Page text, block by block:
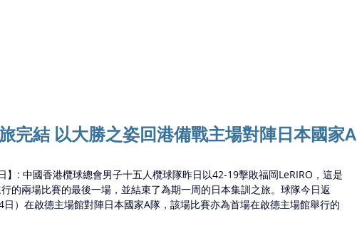
完結 以大勝之姿回港備戰主場對陣日本國家A
】: 中國香港欖球總會男子十五人欖球隊昨日以42-19擊敗福岡LeRIRO，這是
的兩場比賽的最後一場，並結束了為期一周的日本集訓之旅。球隊今日返
）在啟德主場館對陣日本國家A隊，該場比賽亦為首場在啟德主場館舉行的